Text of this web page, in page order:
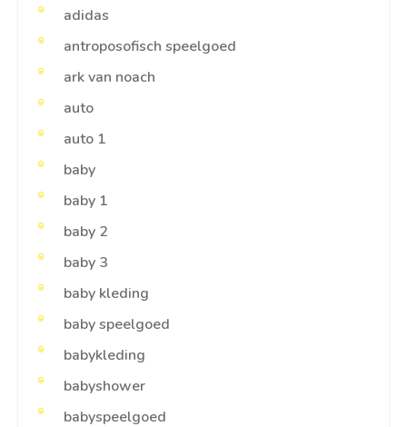
adidas
antroposofisch speelgoed
ark van noach
auto
auto 1
baby
baby 1
baby 2
baby 3
baby kleding
baby speelgoed
babykleding
babyshower
babyspeelgoed